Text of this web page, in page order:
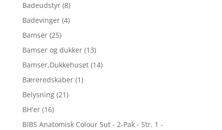
Badeudstyr (8)
Badevinger (4)
Bamser (25)
Bamser og dukker (13)
Bamser,Dukkehuset (14)
Bæreredskaber (1)
Belysning (21)
BH'er (16)
BIBS Anatomisk Colour Sut - 2-Pak - Str. 1 -